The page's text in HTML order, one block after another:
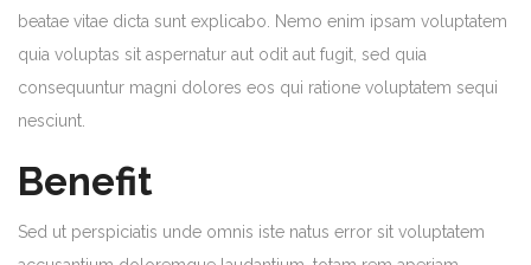
beatae vitae dicta sunt explicabo. Nemo enim ipsam voluptatem
quia voluptas sit aspernatur aut odit aut fugit, sed quia
consequuntur magni dolores eos qui ratione voluptatem sequi
nesciunt.
Benefit
Sed ut perspiciatis unde omnis iste natus error sit voluptatem